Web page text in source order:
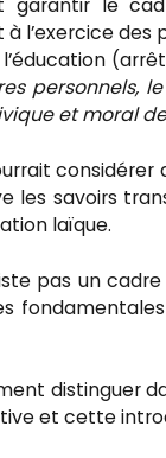
l’exercice
personnels,
et moral
considérer
les savoirs
laïque.
pas un
distinguer
et cette